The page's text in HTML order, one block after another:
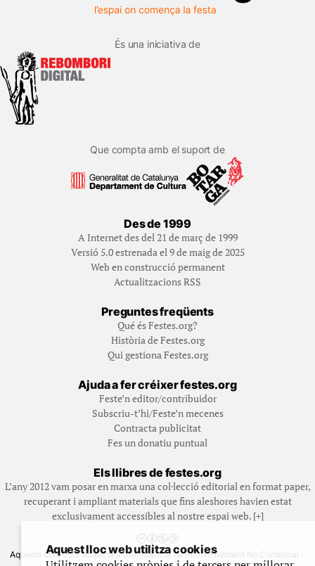
És una iniciativa de
Que compta amb el suport de
Des de 1999
A Internet des del 21 de març de 1999
Versió 5.0 estrenada el 9 de maig de 2025
Web en construcció permanent
Actualitzacions RSS
Preguntes freqüents
Qué és Festes.org?
Història de Festes.org
Qui gestiona Festes.org
Ajuda a fer créixer festes.org
Feste’n editor/contribuidor
Subscriu-t’hi/Feste’n mecenes
Contracta publicitat
Fes un donatiu puntual
Els llibres de festes.org
L’any 2012 vam posar en marxa una col·lecció editorial en format paper,
recuperant i ampliant materials que fins aleshores havien estat
exclusivament accessibles al nostre espai web. [+]
Aquesta obra està subjecta a una llicència de Reconeixement No Comercial -
Aquest lloc web utilitza cookies